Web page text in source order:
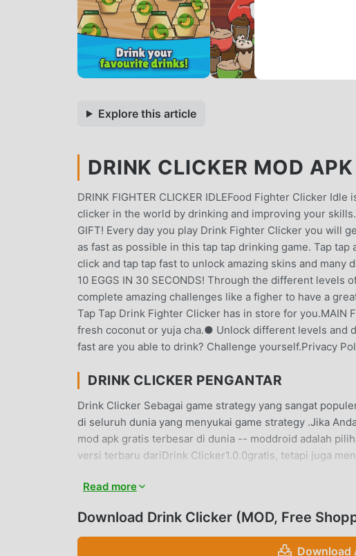
Explore this article
DRINK CLICKER MOD
DRINK FIGHTER CLICKER IDLEFood Fighter Clicker
clicker in the world by drinking and improving your
GIFT! Every day you play Drink Fighter Clicker you will
as fast as possible in this tap tap drinking game. Tap
click and tap tap fast to unlock amazing skins and
10 EGGS IN 30 SECONDS! Through the different
complete amazing challenges like a figher to have a
Tap Tap Drink Fighter Clicker has in store for
fresh coconut or yuja cha.● Unlock different levels
fast are you able to drink? Challenge yourself.Privacy
DRINK CLICKER PENGANTAR
Drink Clicker Sebagai game strategy yang sangat
di seluruh dunia yang menyukai game strategy .Jika
mod apk gratis terbesar di dunia -- moddroid adalah
versi terbaru dariDrink Clicker1.0.0gratis, tetapi juga
dibawa oleh game itu sendiri. moddroid menjanjikan
Anda dapat mengunduh dan menginstalDrink Clicker
mainkan!
Read more
Download Drink Clicker (MOD, Free
Download